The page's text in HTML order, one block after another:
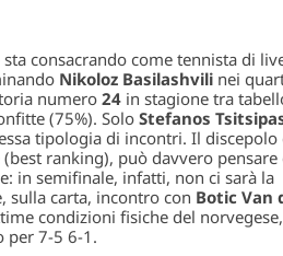
consacrando come tennista di
Nikoloz Basilashvilinei
numero 24in stagione tra
(75%). Solo Stefanos
tipologia di incontri. Il discepolo
ranking), può davvero pensare
in semifinale, infatti, non ci sarà la
sulla carta, incontro con Botic Van
condizioni fisiche del norvegese,
per 7-5 6-1.